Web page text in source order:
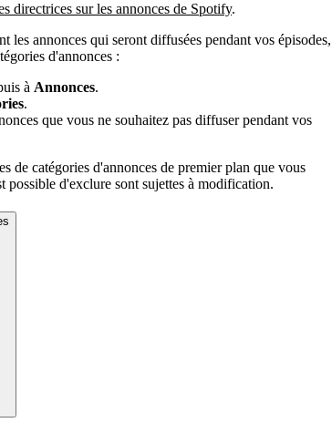
directrices sur les annonces de Spotify.
les annonces qui seront diffusées pendant vos épisodes,
d'annonces :
à Annonces.
.
que vous ne souhaitez pas diffuser pendant vos
de catégories d'annonces de premier plan que vous
possible d'exclure sont sujettes à modification.